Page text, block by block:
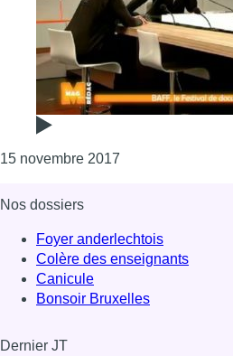
15 novembre 2017
Nos dossiers
Foyer anderlechtois
Colère des enseignants
Canicule
Bonsoir Bruxelles
Dernier JT